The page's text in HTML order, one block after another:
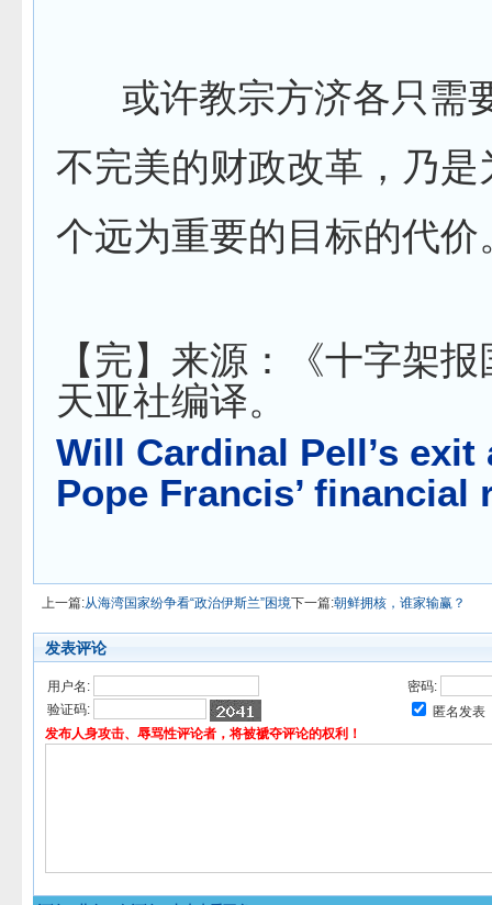
或许教宗方济各只需
不完美的财政改革，乃是
个远为重要的目标的代价
【完】来源：《十字架
天亚社编译。
Will Cardinal Pell’s exit
Pope Francis’ financial
上一篇:从海湾国家纷争看“政治伊斯兰”困境下一篇:朝鲜拥核，谁家输赢？
发表评论
用户名:
密码:
验证码:
匿名发表
发布人身攻击、辱骂性评论者，将被褫夺评论的权利！